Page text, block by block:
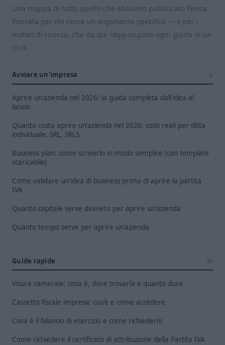
Una mappa di tutto quello che abbiamo pubblicato finora.
Pensata per chi cerca un argomento specifico — e per i
motori di ricerca, che da qui raggiungono ogni guida in un
click.
Avviare un'impresa 6
Aprire un'azienda nel 2026: la guida completa dall'idea al
lancio
Quanto costa aprire un'azienda nel 2026: costi reali per ditta
individuale, SRL, SRLS
Business plan: come scriverlo in modo semplice (con template
scaricabile)
Come validare un'idea di business prima di aprire la partita
IVA
Quanto capitale serve davvero per aprire un'azienda
Quanto tempo serve per aprire un'azienda
Guide rapide 45
Visura camerale: cosa è, dove trovarla e quanto dura
Cassetto fiscale impresa: cos'è e come accedere
Cosa è il bilancio di esercizio e come richiederlo
Come richiedere il certificato di attribuzione della Partita IVA